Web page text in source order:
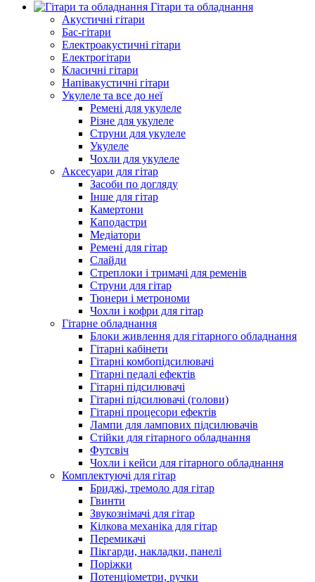
Гітари та обладнання
Акустичні гітари
Бас-гітари
Електроакустичні гітари
Електрогітари
Класичні гітари
Напівакустичні гітари
Укулеле та все до неї
Ремені для укулеле
Різне для укулеле
Струни для укулеле
Укулеле
Чохли для укулеле
Аксесуари для гітар
Засоби по догляду
Інше для гітар
Камертони
Каподастри
Медіатори
Ремені для гітар
Слайди
Стреплоки і тримачі для ременів
Струни для гітар
Тюнери і метрономи
Чохли і кофри для гітар
Гітарне обладнання
Блоки живлення для гітарного обладнання
Гітарні кабінети
Гітарні комбопідсилювачі
Гітарні педалі ефектів
Гітарні підсилювачі
Гітарні підсилювачі (голови)
Гітарні процесори ефектів
Лампи для лампових підсилювачів
Стійки для гітарного обладнання
Футсвіч
Чохли і кейси для гітарного обладнання
Комплектуючі для гітар
Бриджі, тремоло для гітар
Гвинти
Звукознімачі для гітар
Кілкова механіка для гітар
Перемикачі
Пікгарди, накладки, панелі
Поріжки
Потенціометри, ручки